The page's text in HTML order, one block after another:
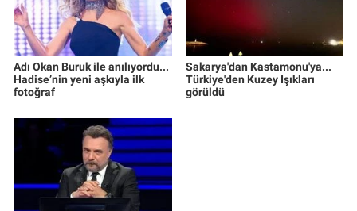
Adı Okan Buruk ile anılıyordu...
Hadise’nin yeni aşkıyla ilk
fotoğraf
Sakarya'dan Kastamonu'ya...
Türkiye'den Kuzey Işıkları
görüldü